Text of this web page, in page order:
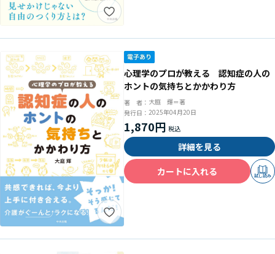
心理学のプロが教える 認知症の人の
ホントの気持ちとかかわり方
著 者： 大庭 輝＝著
発行日： 2025年04月20日
1,870円
詳細を見る
カートに入れる
試し読み